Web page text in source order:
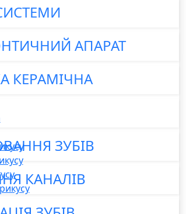
АПАРАТ
КЕРАМІЧНА
ЗУБІВ
КАНАЛІВ